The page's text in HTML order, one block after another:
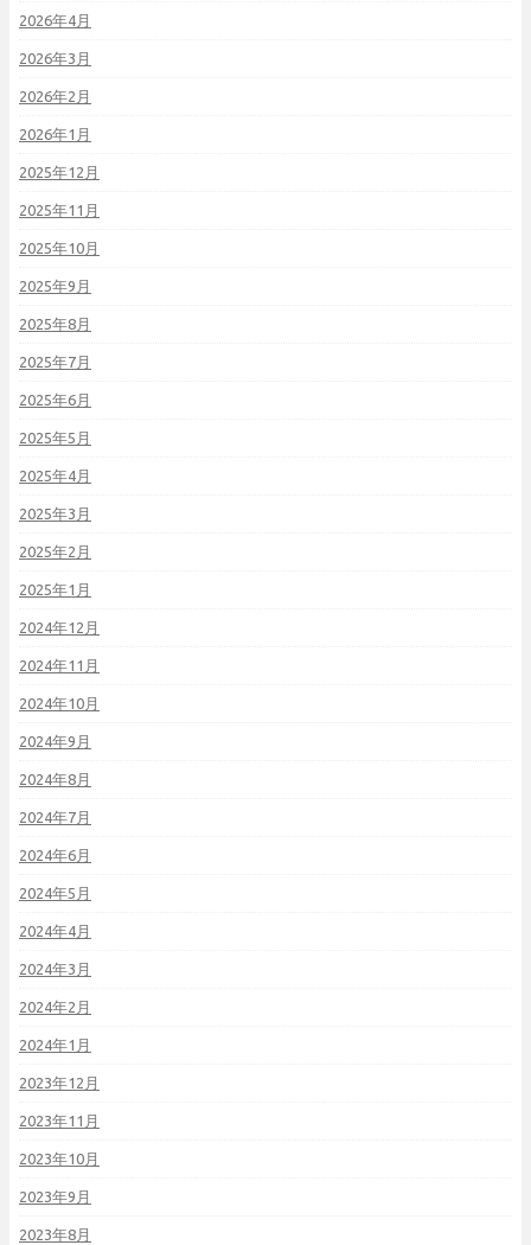
2026年4月
2026年3月
2026年2月
2026年1月
2025年12月
2025年11月
2025年10月
2025年9月
2025年8月
2025年7月
2025年6月
2025年5月
2025年4月
2025年3月
2025年2月
2025年1月
2024年12月
2024年11月
2024年10月
2024年9月
2024年8月
2024年7月
2024年6月
2024年5月
2024年4月
2024年3月
2024年2月
2024年1月
2023年12月
2023年11月
2023年10月
2023年9月
2023年8月